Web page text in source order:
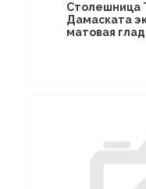
Столешница
Дамаската
матовая